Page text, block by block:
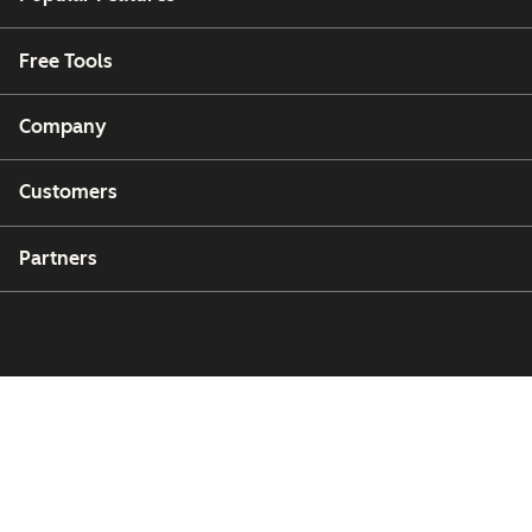
Free Tools
Company
Customers
Partners